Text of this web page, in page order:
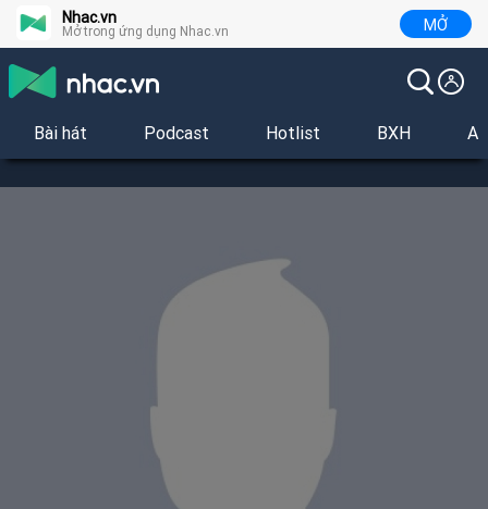
Nhac.vn
Mở trong ứng dụng Nhac.vn MỞ
Bài hát Podcast Hotlist BXH